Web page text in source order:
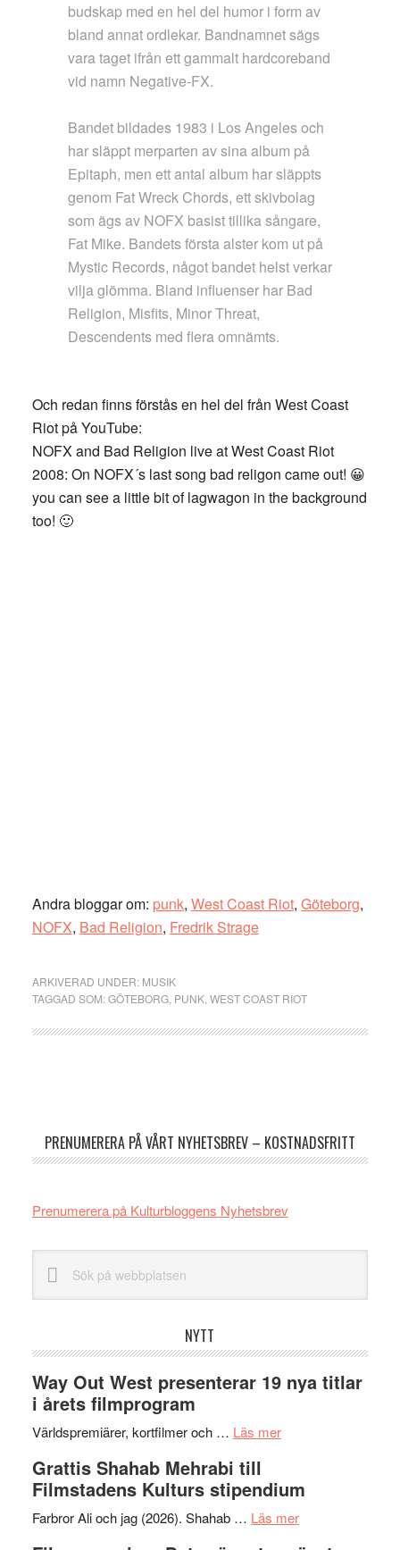
budskap med en hel del humor i form av
bland annat ordlekar. Bandnamnet sägs
vara taget ifrån ett gammalt hardcoreband
vid namn Negative-FX.
Bandet bildades 1983 i Los Angeles och
har släppt merparten av sina album på
Epitaph, men ett antal album har släppts
genom Fat Wreck Chords, ett skivbolag
som ägs av NOFX basist tillika sångare,
Fat Mike. Bandets första alster kom ut på
Mystic Records, något bandet helst verkar
vilja glömma. Bland influenser har Bad
Religion, Misfits, Minor Threat,
Descendents med flera omnämts.
Och redan finns förstås en hel del från West Coast
Riot på YouTube:
NOFX and Bad Religion live at West Coast Riot
2008: On NOFX´s last song bad religon came out! 😀
you can see a little bit of lagwagon in the background
too! 🙂
Andra bloggar om: punk, West Coast Riot, Göteborg,
NOFX, Bad Religion, Fredrik Strage
ARKIVERAD UNDER: MUSIK
TAGGAD SOM:GÖTEBORG, PUNK, WEST COAST RIOT
PRENUMERERA PÅ VÅRT NYHETSBREV – KOSTNADSFRITT
Prenumerera på Kulturbloggens Nyhetsbrev
webbplatsen
NYTT
Way Out West presenterar 19 nya titlar
i årets filmprogram
Världspremiärer, kortfilmer och … Läs merom
West
presenterar
Grattis Shahab Mehrabi till
Filmstadens Kulturs stipendium
Farbror Ali och jag (2026). Shahab … Läs merom